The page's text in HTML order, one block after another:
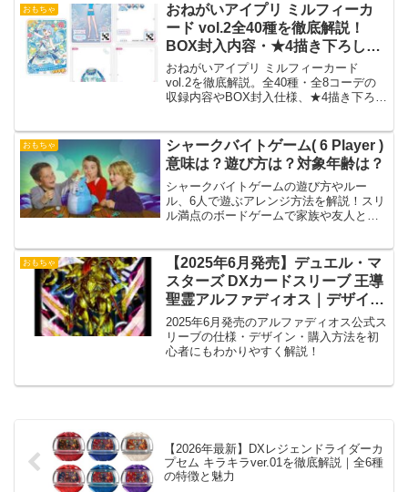
おもちゃ
おねがいアイプリ ミルフィーカ
ード vol.2全40種を徹底解説！
BOX封入内容・★4描き下ろし・
全8コーデまとめ
おねがいアイプリ ミルフィーカード
vol.2を徹底解説。全40種・全8コーデの
収録内容やBOX封入仕様、★4描き下ろし
ます。
おもちゃ
シャークバイトゲーム( 6 Player )
意味は？遊び方は？対象年齢は？
シャークバイトゲームの遊び方やルー
ル、6人で遊ぶアレンジ方法を解説！スリ
ル満点のボードゲームで家族や友人と楽
おもちゃ
【2025年6月発売】デュエル・マ
スターズ DXカードスリーブ 王導
聖霊アルファディオス｜デザイ
ン・サイズ・購入方法まとめ
2025年6月発売のアルファディオス公式ス
リーブの仕様・デザイン・購入方法を初
心者にもわかりやすく解説！
【2026年最新】DXレジェンドライダーカ
プセム キラキラver.01を徹底解説｜全6種
の特徴と魅力